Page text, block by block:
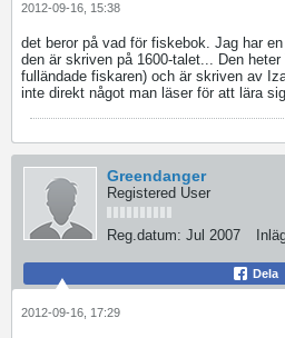
2012-09-16, 15:38
det beror på vad för fiskebok. Jag har
den är skriven på 1600-talet... Den
fulländade fiskaren) och är skriven av
inte direkt något man läser för att lära
Greendanger
Registered User
Reg.datum: Jul 2007
Dela
2012-09-16, 17:29